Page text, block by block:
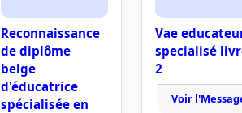
Reconnaissance
de diplôme
belge
d'éducatrice
spécialisée en
Vae
specialisé
2
Voir